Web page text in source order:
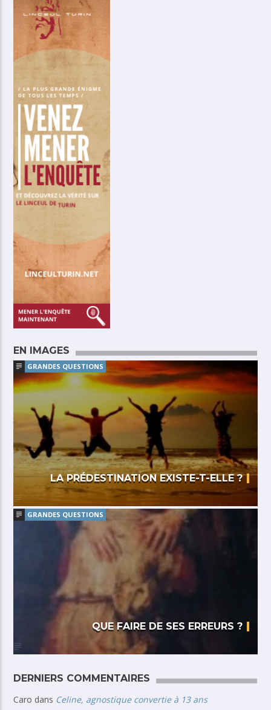
EN IMAGES
GRANDES QUESTIONS
LA PRÉDESTINATION EXISTE-T-ELLE ?
GRANDES QUESTIONS
QUE FAIRE DE SES ERREURS ?
DERNIERS COMMENTAIRES
Caro dans Celine, agnostique convertie à 13 ans